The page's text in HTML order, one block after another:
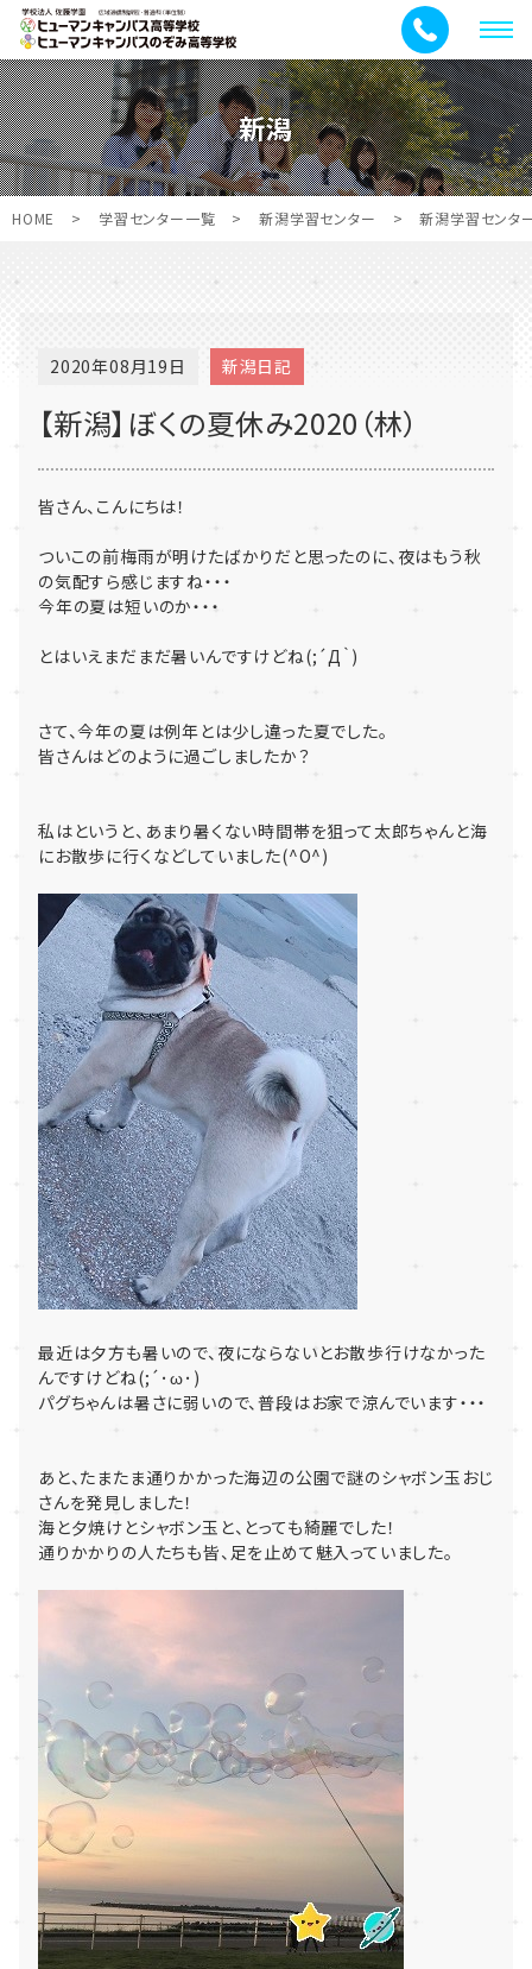
メ
ニ
ュ
ー
新潟
HOME > 学習センター一覧 > 新潟学習センター > 新潟学習センタ
2020年08月19日 新潟日記
【新潟】ぼくの夏休み2020（林）
皆さん、こんにちは！
ついこの前梅雨が明けたばかりだと思ったのに、夜はもう秋
の気配すら感じますね・・・
今年の夏は短いのか・・・
とはいえまだまだ暑いんですけどね(;´Д｀)
さて、今年の夏は例年とは少し違った夏でした。
皆さんはどのように過ごしましたか？
私はというと、あまり暑くない時間帯を狙って太郎ちゃんと海
にお散歩に行くなどしていました(^O^)
最近は夕方も暑いので、夜にならないとお散歩行けなかった
んですけどね(;´･ω･)
パグちゃんは暑さに弱いので、普段はお家で涼んでいます・・・
あと、たまたま通りかかった海辺の公園で謎のシャボン玉おじ
さんを発見しました！
海と夕焼けとシャボン玉と、とっても綺麗でした！
通りかかりの人たちも皆、足を止めて魅入っていました。